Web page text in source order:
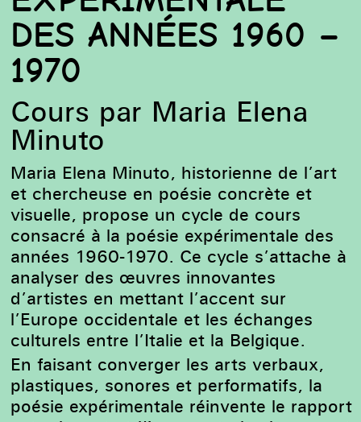
DES ANNÉES 1960 –
1970
Cours par Maria Elena
Minuto
Maria Elena Minuto, historienne de l’art
et chercheuse en poésie concrète et
visuelle, propose un cycle de cours
consacré à la poésie expérimentale des
années 1960-1970. Ce cycle s’attache à
analyser des œuvres innovantes
d’artistes en mettant l’accent sur
l’Europe occidentale et les échanges
culturels entre l’Italie et la Belgique.
En faisant converger les arts verbaux,
plastiques, sonores et performatifs, la
poésie expérimentale réinvente le rapport